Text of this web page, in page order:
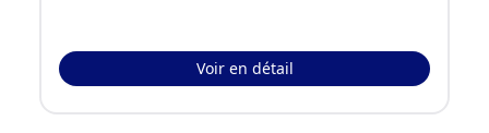
Voir en détail